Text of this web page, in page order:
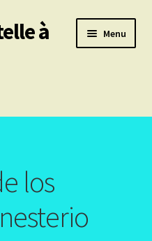
à
Menu
– Année 2009
los